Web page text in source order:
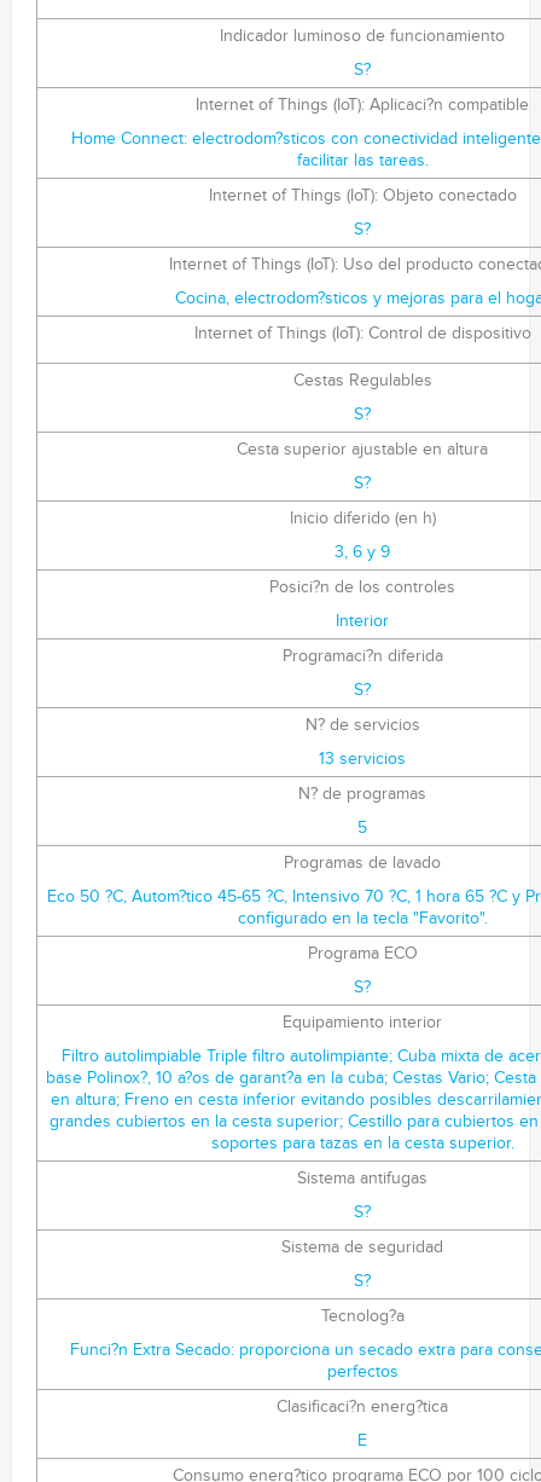
Indicador luminoso de funcionamiento
S?
Internet of Things (IoT): Aplicaci?n compatible
Home Connect: electrodom?sticos con conectividad
facilitar las tareas.
Internet of Things (IoT): Objeto conectado
S?
Internet of Things (IoT): Uso del producto
Cocina, electrodom?sticos y mejoras para el
Internet of Things (IoT): Control de dispositivo
Cestas Regulables
S?
Cesta superior ajustable en altura
S?
Inicio diferido (en h)
3, 6 y 9
Posici?n de los controles
Interior
Programaci?n diferida
S?
N? de servicios
13 servicios
N? de programas
5
Programas de lavado
Eco 50 ?C, Autom?tico 45-65 ?C, Intensivo 70 ?C, 1 hora 65 ?C y
configurado en la tecla "Favorito".
Programa ECO
S?
Equipamiento interior
Filtro autolimpiable Triple filtro autolimpiante; Cuba mixta de
base Polinox?, 10 a?os de garant?a en la cuba; Cestas Vario;
en altura; Freno en cesta inferior evitando posibles
grandes cubiertos en la cesta superior; Cestillo para cubiertos
soportes para tazas en la cesta superior.
Sistema antifugas
S?
Sistema de seguridad
S?
Tecnolog?a
Funci?n Extra Secado: proporciona un secado extra para
perfectos
Clasificaci?n energ?tica
E
Consumo energ?tico programa ECO por 100